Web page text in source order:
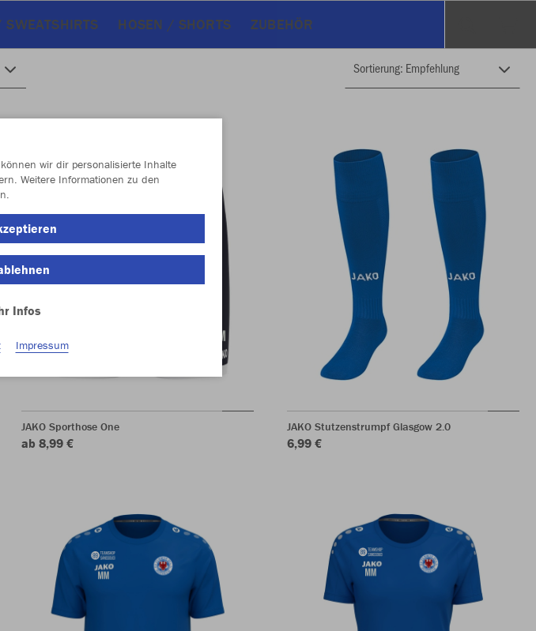
HOSEN / SHORTS ZUBEHÖR
JAKO Sporthose One
ab 8,99 €
JAKO Stutzenstrumpf Glasgow 2.0
6,99 €
wir dir personalisierte Inhalte
Weitere Informationen zu den
Infos
Impressum